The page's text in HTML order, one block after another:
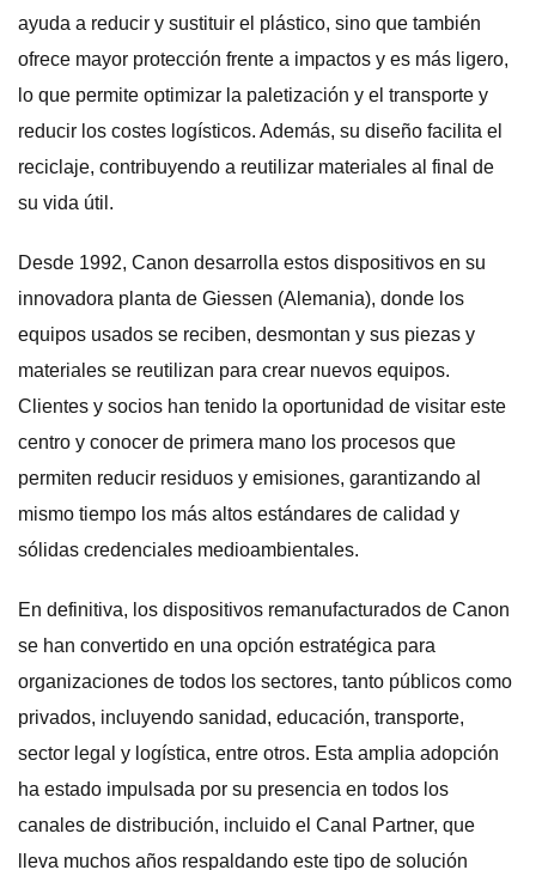
ayuda a reducir y sustituir el plástico, sino que también
ofrece mayor protección frente a impactos y es más ligero,
lo que permite optimizar la paletización y el transporte y
reducir los costes logísticos. Además, su diseño facilita el
reciclaje, contribuyendo a reutilizar materiales al final de
su vida útil.
Desde 1992, Canon desarrolla estos dispositivos en su
innovadora planta de Giessen (Alemania), donde los
equipos usados se reciben, desmontan y sus piezas y
materiales se reutilizan para crear nuevos equipos.
Clientes y socios han tenido la oportunidad de visitar este
centro y conocer de primera mano los procesos que
permiten reducir residuos y emisiones, garantizando al
mismo tiempo los más altos estándares de calidad y
sólidas credenciales medioambientales.
En definitiva, los dispositivos remanufacturados de Canon
se han convertido en una opción estratégica para
organizaciones de todos los sectores, tanto públicos como
privados, incluyendo sanidad, educación, transporte,
sector legal y logística, entre otros. Esta amplia adopción
ha estado impulsada por su presencia en todos los
canales de distribución, incluido el Canal Partner, que
lleva muchos años respaldando este tipo de solución